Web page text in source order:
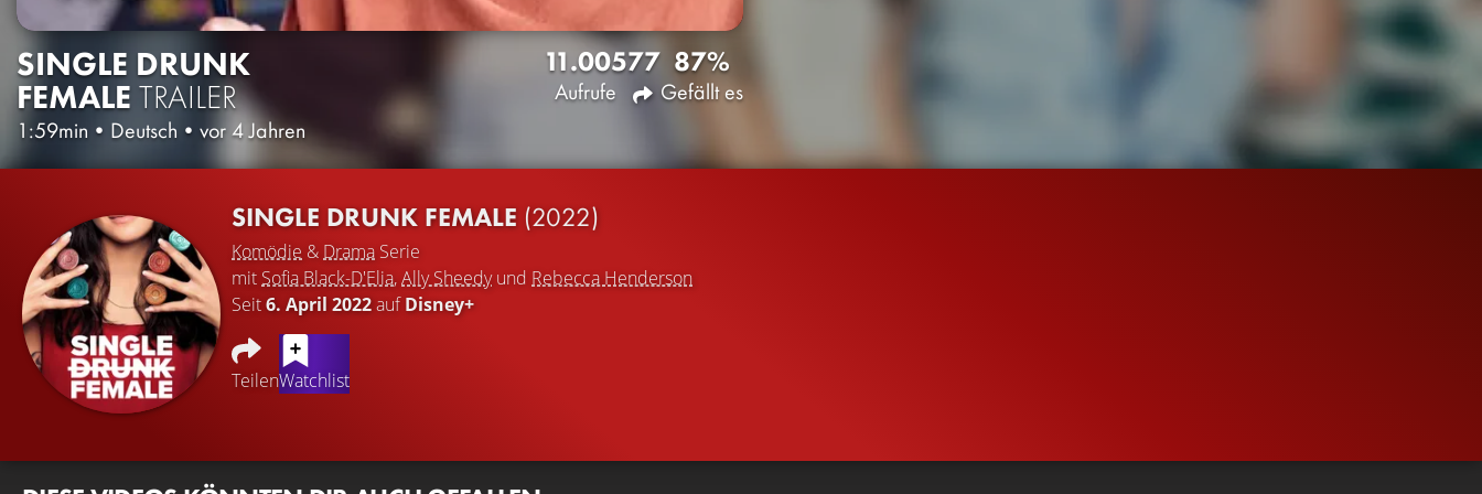
SINGLE DRUNK
FEMALE TRAILER
1:59min • Deutsch • vor 4 Jahren
11.005
Aufrufe
77 87%
Gefällt es
SINGLE DRUNK FEMALE (2022)
Komödie & Drama Serie
mit Sofia Black-D'Elia,Ally Sheedyund Rebecca Henderson
Seit6. April 2022aufDisney+
TeilenWatchlist